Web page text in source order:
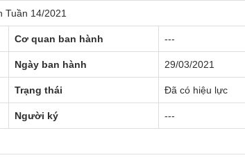
Tuần 14/2021
Cơ quan ban hành ---
Ngày ban hành 29/03/2021
Trạng thái Đã có hiệu lực
Người ký ---